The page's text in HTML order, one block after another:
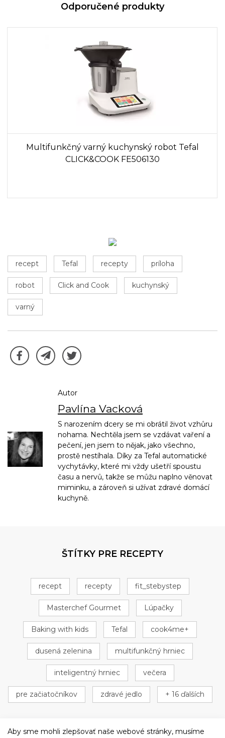
Odporučené produkty
Multifunkčný varný kuchynský robot Tefal
CLICK&COOK FE506130
recept Tefal recepty príloha
robot Click and Cook kuchynský
varný
Autor
Pavlína Vacková
S narozením dcery se mi obrátil život vzhůru
nohama. Nechtěla jsem se vzdávat vaření a
pečení, jen jsem to nějak, jako všechno,
prostě nestíhala. Díky za Tefal automatické
vychytávky, které mi vždy ušetří spoustu
času a nervů, takže se můžu naplno věnovat
miminku, a zároveň si užívat zdravé domácí
kuchyně.
ŠTÍTKY PRE RECEPTY
recept recepty fit_stebystep
Masterchef Gourmet Lúpačky
Baking with kids Tefal cook4me+
dusená zelenina multifunkčný hrniec
inteligentný hrniec večera
pre začiatočníkov zdravé jedlo + 16 ďalších
Aby sme mohli zlepšovať naše webové stránky, musíme